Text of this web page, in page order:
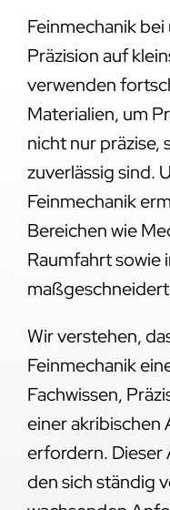
Feinmechanik
Präzision auf
verwenden
Materialien, um
nicht nur präzise,
zuverlässig sind.
Feinmechanik
Bereichen wie
Raumfahrt sowie
Wir verstehen,
Feinmechanik
Fachwissen,
einer akribischen
erfordern. Dieser
den sich ständig